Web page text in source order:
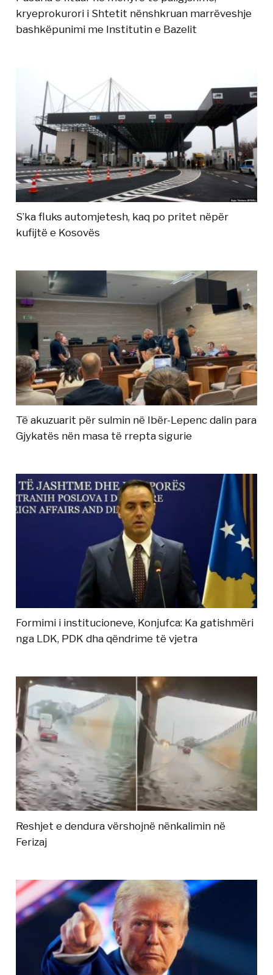
kryeprokurori i Shtetit nënshkruan marrëveshje
bashkëpunimi me Institutin e Bazelit
S’ka fluks automjetesh, kaq po pritet nëpër
kufijtë e Kosovës
Të akuzuarit për sulmin në Ibër-Lepenc dalin para
Gjykatës nën masa të rrepta sigurie
Formimi i institucioneve, Konjufca: Ka gatishmëri
nga LDK, PDK dha qëndrime të vjetra
Reshjet e dendura vërshojnë nënkalimin në
Ferizaj